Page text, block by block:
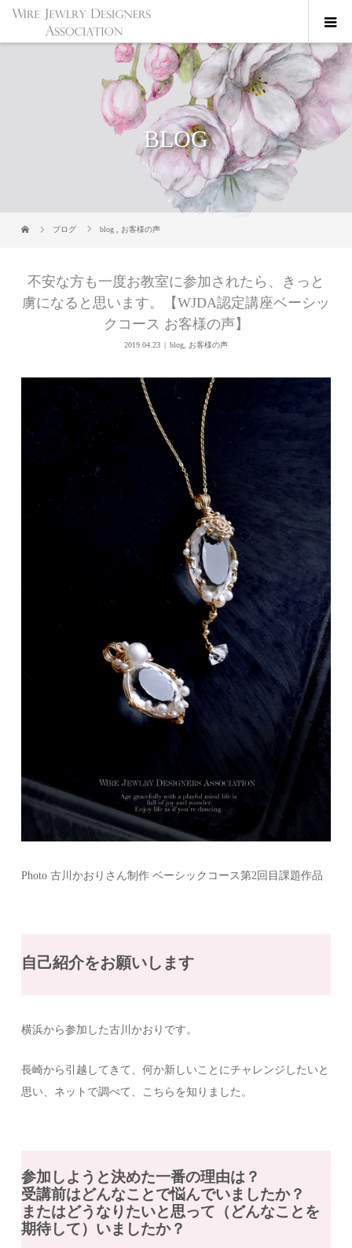
BLOG
ブログ blog お客様の声
不安な方も一度お教室に参加されたら、きっと
虜になると思います。【WJDA認定講座ベーシッ
クコース お客様の声】
2019.04.23 blog, お客様の声
Photo 古川かおりさん制作 ベーシックコース第2回目課題作品
自己紹介をお願いします
横浜から参加した古川かおりです。
長崎から引越してきて、何か新しいことにチャレンジしたいと
思い、ネットで調べて、こちらを知りました。
参加しようと決めた一番の理由は？
受講前はどんなことで悩んでいましたか？
またはどうなりたいと思って（どんなことを
期待して）いましたか？